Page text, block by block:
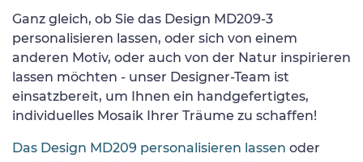
Ganz gleich, ob Sie das Design MD209-3
personalisieren lassen, oder sich von einem
anderen Motiv, oder auch von der Natur inspirieren
lassen möchten - unser Designer-Team ist
einsatzbereit, um Ihnen ein handgefertigtes,
individuelles Mosaik Ihrer Träume zu schaffen!
Das Design MD209 personalisieren lassen oder